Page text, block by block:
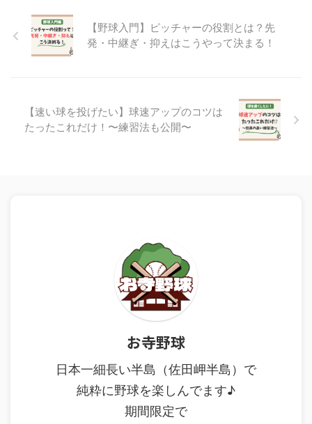
【野球入門】ピッチャーの役割とは？先
発・中継ぎ・抑えはこうやって決まる！
【速い球を投げたい】球速アップのコツは
たったこれだけ！〜練習法も公開〜
お寺野球
日本一細長い半島（佐田岬半島）で
純粋に野球を楽しんでます♪
期間限定で